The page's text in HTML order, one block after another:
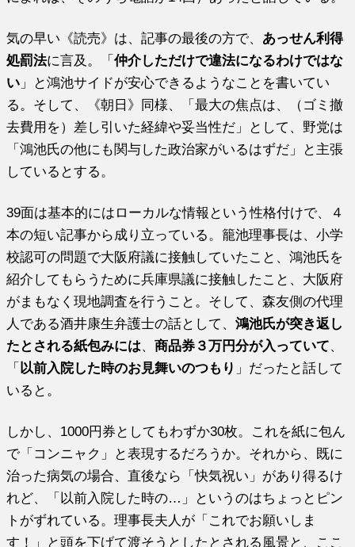
気の早い《読売》は、記事の最後の方で、 あっせん利得
処罰法に言及。「仲介しただけで違法になるわけではな
い 」と鴻池サイドが安心できるようなことを書いてい
る。そして、《朝日》同様、「最大の焦点は、（ゴミ撤
去費用を）差し引いた経緯や妥当性だ」として、野党は
「鴻池氏の他にも関与した政治家がいるはずだ」と主張
しているとする。
39面は基本的にはローカルな情報という性格付けで、４
本の短い記事から成り立っている。籠池理事長は、小学
校認可の問題で大阪府議に接触していたこと、鴻池氏を
紹介してもらうために兵庫県議に接触したこと、大阪府
がまもなく現地調査を行うこと。そして、森友側の代理
人である酒井康生弁護士の話として、鴻池氏が突き返し
たとされる紙包みには、商品券３万円分が入っていて、
「 以前入院した時のお見舞いのつもり 」だったと話して
いると。
しかし、1000円券としてもわずか30枚。これを紙に包ん
で「コンニャク」と表現するだろうか。それから、既に
治った病気の場合、直後なら「快気祝い」があり得るけ
れど、「以前入院した時の…」というのはちょっとピン
トがずれている。理事長夫人が「これでお願いしま
す！」と頭を下げて渡そうとしたとされる風景と、ここ